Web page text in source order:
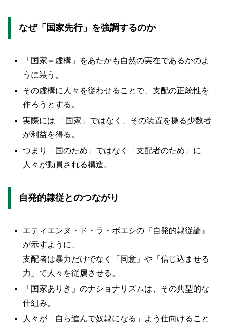
なぜ「国家先行」を強調するのか
「国家＝虚構」をあたかも自然の実在であるかのよ
うに装う。
その虚構に人々を従わせることで、支配の正統性を
作ろうとする。
実際には 「国家」ではなく、その装置を操る少数者
が利益を得る。
つまり「国のため」ではなく「支配者のため」に
人々が動員される構造。
自発的隷従とのつながり
エティエンヌ・ド・ラ・ボエシの『自発的隷従論』
が示すように、
支配者は暴力だけでなく「同意」や「信じ込ませる
力」で人々を従属させる。
「国家ありき」のナショナリズムは、その典型的な
仕組み。
人々が「自ら進んで奴隷になる」よう仕向けること